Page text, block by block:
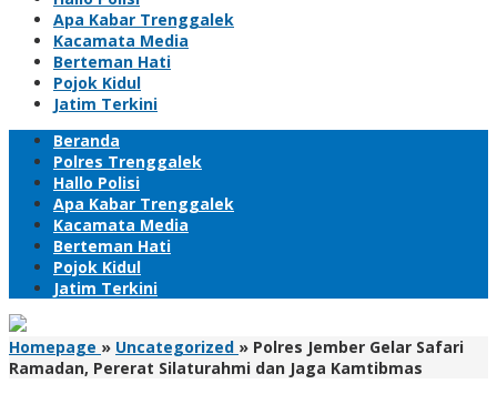
Apa Kabar Trenggalek
Kacamata Media
Berteman Hati
Pojok Kidul
Jatim Terkini
Beranda
Polres Trenggalek
Hallo Polisi
Apa Kabar Trenggalek
Kacamata Media
Berteman Hati
Pojok Kidul
Jatim Terkini
Homepage » Uncategorized » Polres Jember Gelar Safari
Ramadan, Pererat Silaturahmi dan Jaga Kamtibmas